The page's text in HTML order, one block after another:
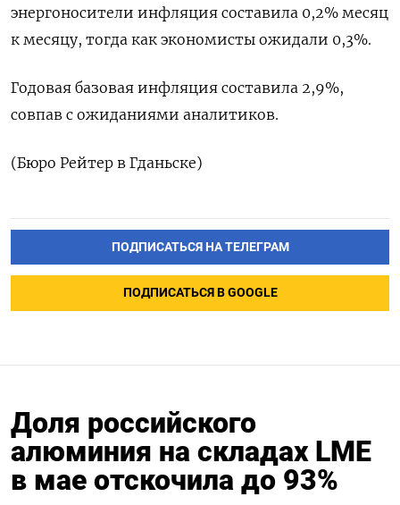
энергоносители инфляция составила 0,2% месяц
к месяцу, тогда ​как ⁠экономисты ожидали 0,3%.
Годовая базовая инфляция ‌составила ‌2,9%,
совпав с ​ожиданиями аналитиков.
(Бюро Рейтер ‌в Гданьске)
ПОДПИСАТЬСЯ НА ТЕЛЕГРАМ
ПОДПИСАТЬСЯ В GOOGLE
Доля российского
алюминия на складах LME
в мае отскочила до 93%